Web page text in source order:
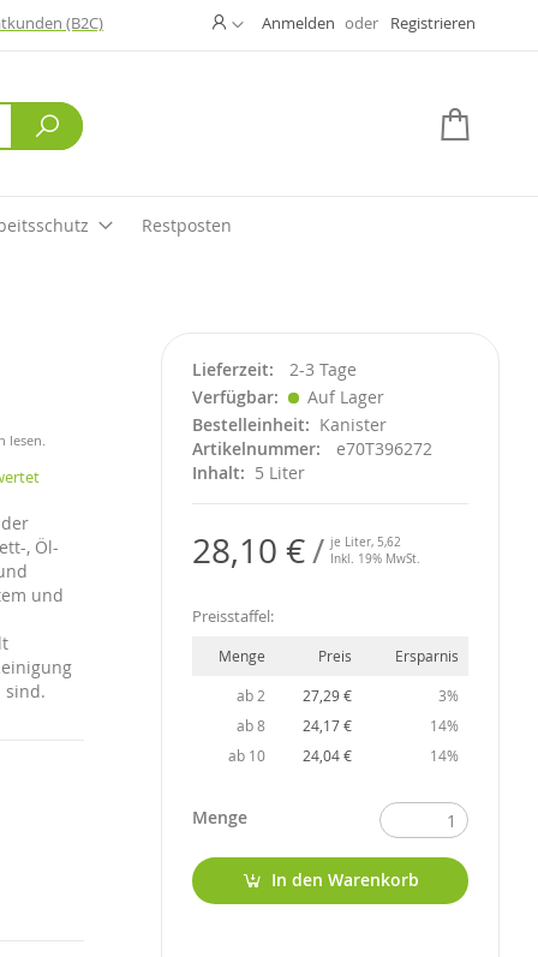
(B2C) ÄndernAnmelden Registrieren
Suche
Restposten
lesen.
, Öl-
und
sind.
Lieferzeit
2-3 Tage
Verfügbar
Auf Lager
Bestelleinheit
Kanister
Artikelnummer
e70T396272
Inhalt
5 Liter
28,10 € je Liter, 5,62
Inkl. 19% MwSt.
Preisstaffel:
Menge Preis Ersparnis
ab 2 27,29 €
3%
ab 8
24,17 €
14%
ab 10
24,04 € 14%
Menge
In den Warenkorb